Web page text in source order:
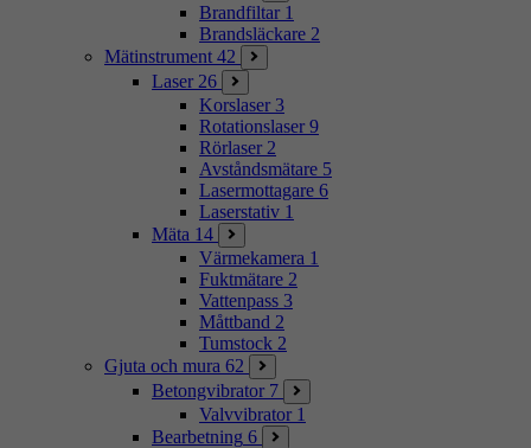
Brandfiltar 1
Brandsläckare 2
Mätinstrument 42
Laser 26
Korslaser 3
Rotationslaser 9
Rörlaser 2
Avståndsmätare 5
Lasermottagare 6
Laserstativ 1
Mäta 14
Värmekamera 1
Fuktmätare 2
Vattenpass 3
Måttband 2
Tumstock 2
Gjuta och mura 62
Betongvibrator 7
Valvvibrator 1
Bearbetning 6